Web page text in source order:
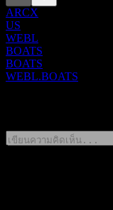
ทั้งนี้ ตั้งแต่วันที่ 27 กุม
Shares ในชื่อเป็น ETF
ARCX
US
WEBL
BOATS
BOATS
WEBL.BOATS